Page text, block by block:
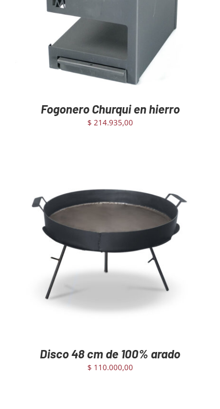
Fogonero Churqui en hierro
$ 214.935,00
AGREGAR AL CARRITO DETAILS
Disco 48 cm de 100% arado
$ 110.000,00